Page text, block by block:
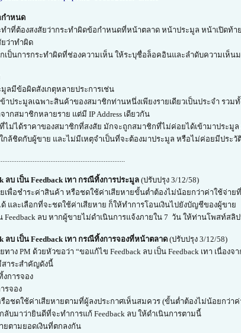
กำหนด
ำที่ต้องสงสัยว่ากระทำผิดข้อกำหนดที่หน้าตลาด หน้าประมูล หน้าเปิดท้า
ว่าทำผิด
เป็นการกระทำผิดที่ช่องความเห็น ให้ระบุชื่อล็อคอินและลำดับความเห็น
ลมีข้อผิดสังเกตุหลายประการเช่น
าประมูลเฉพาะสินค้าของสมาชิกท่านหนึ่งเพียงรายเดียวเป็นประจำ รว
ากสมาชิกหลายราย แต่มี IP Address เดียวกัน
ไม่ได้ราคาของสมาชิกที่สงสัย มักจะถูกสมาชิกที่ไม่ค่อยได้เข้ามาประมู
กล้ชิดกับผู้ขาย และไม่มีเหตุจำเป็นที่จะต้องมาประมูล หรือไม่ค่อยมีประวั
ลบ เป็น Feedback เทา กรณีทิ้งการประมูล (ปรับปรุง 3/12/58)
เพื่อชำระค่าสินค้า หรือชดใช้ค่าเสียหายขั้นต่ำต้องไม่น้อยกว่าค่าใช้จ่าย
และเลือกที่จะชดใช้ค่าเสียหาย ก็ให้ทำการโอนเงินไปยังบัญชีของผู้ขาย
Feedback ลบ หากผู้ขายไม่ดำเนินการแจ้งภายใน 7 วัน ให้ท่านโพสท์สลิ
ลบ เป็น Feedback เทา กรณีทิ้งการจองที่หน้าตลาด (ปรับปรุง 3/12/58)
าง PM ด้วยหัวขอว่า “ขอแก้ไข Feedback ลบ เป็น Feedback เทา เนื่องจ
สาระสำคัญดังนี้
การจอง
รจอง
ชดใช้ค่าเสียหายตามที่ผู้ลงประกาศเห็นสมควร (ขั้นต่ำต้องไม่น้อยกว่าค่
บมาว่ายินดีที่จะทำการแก้ Feedback ลบ ให้ดำเนินการตามนี้
ยตามยอดเงินที่ตกลงกัน